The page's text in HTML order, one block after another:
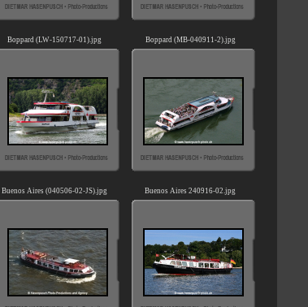
Boppard (LW-150717-01).jpg Boppard (MB-040911-2).jpg
Buenos Aires (040506-02-JS).jpg Buenos Aires 240916-02.jpg